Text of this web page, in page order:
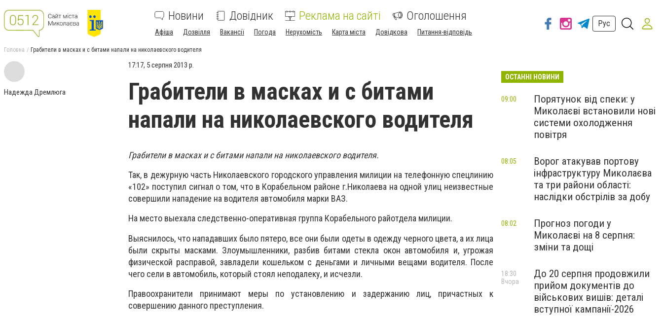
Новини Довідник Реклама на сайті Оголошення
Афіша Дозвілля Вакансії Погода Нерухомість Карта міста Довідкова Питання-відповідь
Рус
Головна Грабители в масках и с битами напали на николаевского водителя
Надежда Дремлюга
17:17, 5 серпня 2013 р.
Грабители в масках и с битами
напали на николаевского водителя
Грабители в масках и с битами напали на николаевского водителя.
Так, в дежурную часть Николаевского городского управления милиции на телефонную спецлинию
«102» поступил сигнал о том, что в Корабельном районе г.Николаева на одной улиц неизвестные
совершили нападение на водителя автомобиля марки ВАЗ.
На место выехала следственно-оперативная группа Корабельного райотдела милиции.
Выяснилось, что нападавших было пятеро, все они были одеты в одежду черного цвета, а их лица
были скрыты масками. Злоумышленники, разбив битами стекла окон автомобиля и, угрожая
физической расправой, завладели кошельком с деньгами и личными вещами водителя. После
чего сели в автомобиль, который стоял неподалеку, и исчезли.
Правоохранители принимают меры по установлению и задержанию лиц, причастных к
совершению данного преступления.
ОСТАННІ НОВИНИ
Порятунок від спеки: у
Миколаєві встановили нові
системи охолодження
повітря
09:00
Ворог атакував портову
інфраструктуру Миколаєва
та три райони області:
наслідки обстрілів за добу
08:05
Прогноз погоди у
Миколаєві на 8 серпня:
зміни та дощі
08:02
До 20 серпня продовжили
прийом документів до
військових вишів: деталі
вступної кампанії-2026
18:30
Вчора